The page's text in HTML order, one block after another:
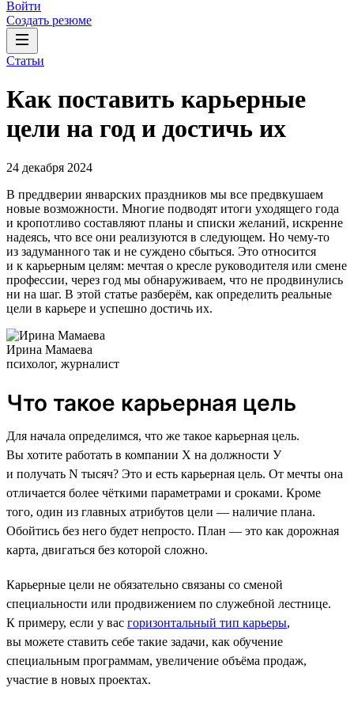
Войти
Создать резюме
Статьи
Как поставить карьерные
цели на год и достичь их
24 декабря 2024
В преддверии январских праздников мы все предвкушаем
новые возможности. Многие подводят итоги уходящего года
и кропотливо составляют планы и списки желаний, искренне
надеясь, что все они реализуются в следующем. Но чему-то
из задуманного так и не суждено сбыться. Это относится
и к карьерным целям: мечтая о кресле руководителя или смене
профессии, через год мы обнаруживаем, что не продвинулись
ни на шаг. В этой статье разберём, как определить реальные
цели в карьере и успешно достичь их.
Ирина Мамаева
психолог, журналист
Что такое карьерная цель
Для начала определимся, что же такое карьерная цель.
Вы хотите работать в компании Х на должности У
и получать N тысяч? Это и есть карьерная цель. От мечты она
отличается более чёткими параметрами и сроками. Кроме
того, один из главных атрибутов цели — наличие плана.
Обойтись без него будет непросто. План — это как дорожная
карта, двигаться без которой сложно.
Карьерные цели не обязательно связаны со сменой
специальности или продвижением по служебной лестнице.
К примеру, если у вас горизонтальный тип карьеры,
вы можете ставить себе такие задачи, как обучение
специальным программам, увеличение объёма продаж,
участие в новых проектах.